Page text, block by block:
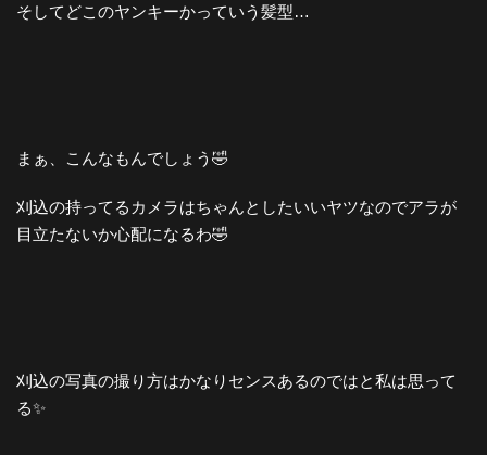
そしてどこのヤンキーかっていう髪型…
まぁ、こんなもんでしょう🤣
刈込の持ってるカメラはちゃんとしたいいヤツなのでアラが
目立たないか心配になるわ🤣
刈込の写真の撮り方はかなりセンスあるのではと私は思って
る✨